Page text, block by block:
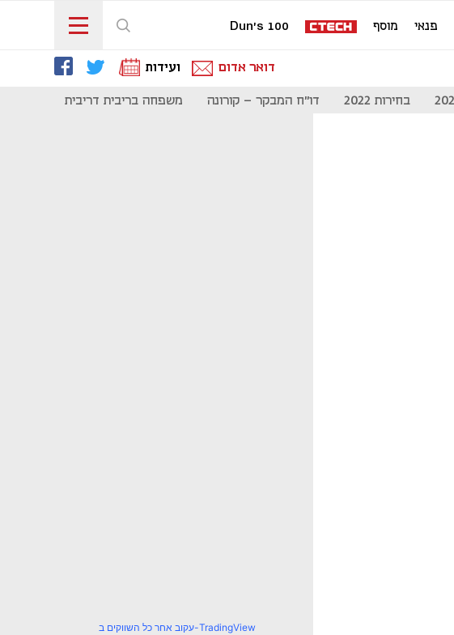
פנאי מוסף Dun's 100
דואר אדום ועידות
בחירות 2022 דו"ח המבקר - קורונה משפחה בריבית דריבית
עקוב אחר כל השווקים ב-TradingView